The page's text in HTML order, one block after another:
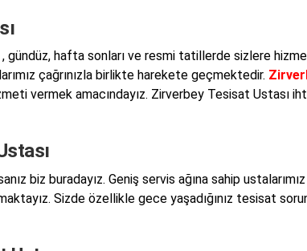
gündüz, hafta sonları ve resmi tatillerde sizlere
çağrınızla birlikte harekete geçmektedir.
vermek amacındayız. Zirverbey Tesisat Ustası
biz buradayız. Geniş servis ağına sahip
Sizde özellikle gece yaşadığınız tesisat